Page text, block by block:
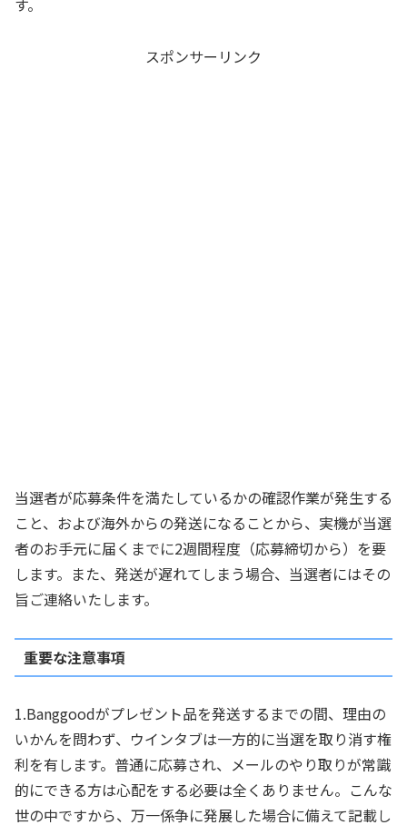
す。
スポンサーリンク
当選者が応募条件を満たしているかの確認作業が発生する
こと、および海外からの発送になることから、実機が当選
者のお手元に届くまでに2週間程度（応募締切から）を要
します。また、発送が遅れてしまう場合、当選者にはその
旨ご連絡いたします。
重要な注意事項
1.Banggoodがプレゼント品を発送するまでの間、理由の
いかんを問わず、ウインタブは一方的に当選を取り消す権
利を有します。普通に応募され、メールのやり取りが常識
的にできる方は心配をする必要は全くありません。こんな
世の中ですから、万一係争に発展した場合に備えて記載し